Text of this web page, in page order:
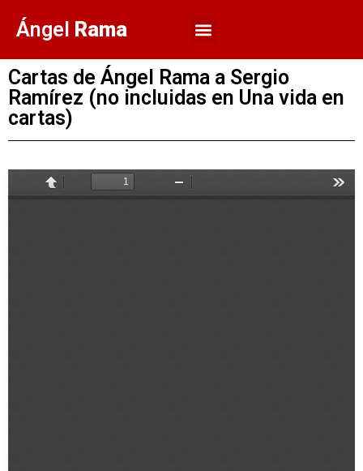
Ángel Rama
Cartas de Ángel Rama a Sergio
Ramírez (no incluidas en Una vida en
cartas)